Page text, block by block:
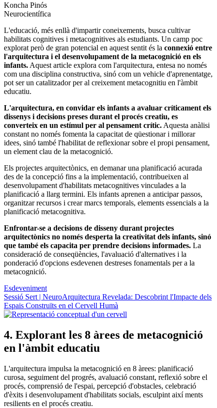
Koncha Pinós
Neurocientífica
L'educació, més enllà d'impartir coneixements, busca cultivar
habilitats cognitives i metacognitives als estudiants. Un camp poc
explorat però de gran potencial en aquest sentit és la connexió entre
l'arquitectura i el desenvolupament de la metacognició en els
infants. Aquest article explora com l'arquitectura, entesa no només
com una disciplina constructiva, sinó com un vehicle d'aprenentatge,
pot ser un catalitzador per al creixement metacognitiu en l'àmbit
educatiu.
L'arquitectura, en convidar els infants a avaluar críticament els
dissenys i decisions preses durant el procés creatiu, es
converteix en un estímul per al pensament crític. Aquesta anàlisi
constant no només fomenta la capacitat de qüestionar i millorar
idees, sinó també l'habilitat de reflexionar sobre el propi pensament,
un element clau de la metacognició.
Els projectes arquitectònics, en demanar una planificació acurada
des de la concepció fins a la implementació, contribueixen al
desenvolupament d'habilitats metacognitives vinculades a la
planificació a llarg termini. Els infants aprenen a anticipar passos,
organitzar recursos i crear marcs temporals, elements essencials a la
planificació metacognitiva.
Enfrontar-se a decisions de disseny durant projectes
arquitectònics no només desperta la creativitat dels infants, sinó
que també els capacita per prendre decisions informades. La
consideració de conseqüències, l'avaluació d'alternatives i la
ponderació d'opcions esdevenen destreses fonamentals per a la
metacognició.
Esdeveniment
Sessió Sert | NeuroArquitectura Revelada: Descobrint l'Impacte dels
Espais Construïts en el Cervell Humà
4. Explorant les 8 àrees de metacognició
en l'àmbit educatiu
L'arquitectura impulsa la metacognició en 8 àrees: planificació
curosa, seguiment del progrés, avaluació constant, reflexió sobre el
procés, comprensió de l'espai, percepció d'obstacles, celebració
d'èxits i desenvolupament d'habilitats socials, esculpint així ments
resilients en el procés creatiu.